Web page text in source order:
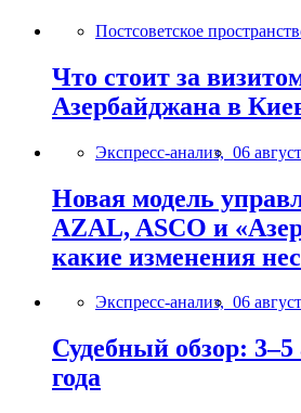
Постсоветское
Что стоит за
Азербайджана в
Экспресс-анализ, 06
Новая модель
AZAL, ASCO и
какие изменения
Экспресс-анализ, 06
Судебный обзор: 3–5
года